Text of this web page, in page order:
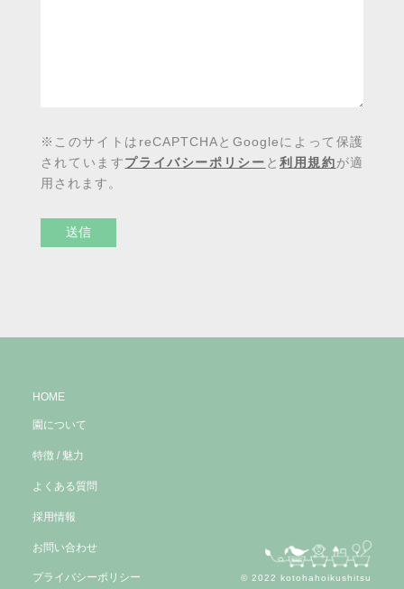
※このサイトはreCAPTCHAとGoogleによって保護
されていますプライバシーポリシー と利用規約が適
用されます。
HOME
園について
特徴 / 魅力
よくある質問
採用情報
お問い合わせ
プライバシーポリシー © 2022 kotohahoikushitsu